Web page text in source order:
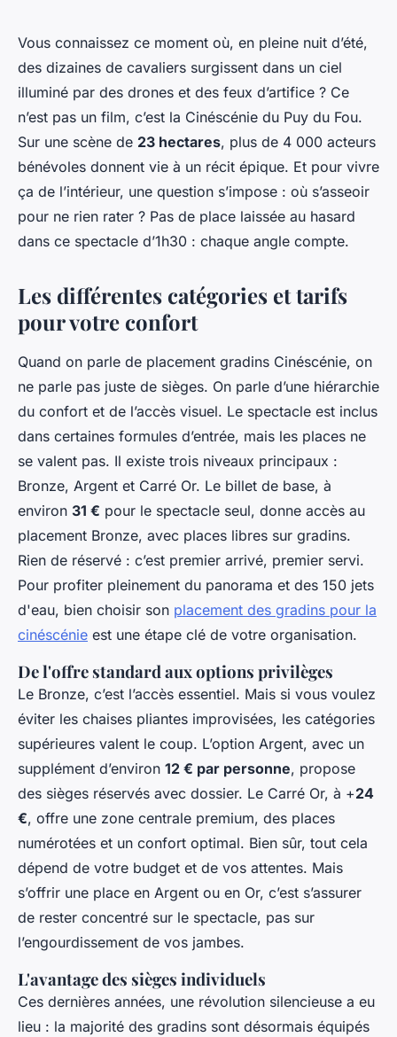
Comment bien choisir son
placement gradins Cinéscénie
Éléanore• 02/04/2026 09:37•9 min de lecture
Vous connaissez ce moment où, en pleine nuit d’été,
des dizaines de cavaliers surgissent dans un ciel
illuminé par des drones et des feux d’artifice ? Ce
n’est pas un film, c’est la Cinéscénie du Puy du Fou.
Sur une scène de 23 hectares, plus de 4 000 acteurs
bénévoles donnent vie à un récit épique. Et pour vivre
ça de l’intérieur, une question s’impose : où s’asseoir
pour ne rien rater ? Pas de place laissée au hasard
dans ce spectacle d’1h30 : chaque angle compte.
Les différentes catégories et tarifs
pour votre confort
Quand on parle de placement gradins Cinéscénie, on
ne parle pas juste de sièges. On parle d’une hiérarchie
du confort et de l’accès visuel. Le spectacle est inclus
dans certaines formules d’entrée, mais les places ne
se valent pas. Il existe trois niveaux principaux :
Bronze, Argent et Carré Or. Le billet de base, à
environ 31 € pour le spectacle seul, donne accès au
placement Bronze, avec places libres sur gradins.
Rien de réservé : c’est premier arrivé, premier servi.
Pour profiter pleinement du panorama et des 150 jets
d'eau, bien choisir son placement des gradins pour la
cinéscénie est une étape clé de votre organisation.
De l'offre standard aux options privilèges
Le Bronze, c’est l’accès essentiel. Mais si vous voulez
éviter les chaises pliantes improvisées, les catégories
supérieures valent le coup. L’option Argent, avec un
supplément d’environ 12 € par personne, propose
des sièges réservés avec dossier. Le Carré Or, à +24
€, offre une zone centrale premium, des places
numérotées et un confort optimal. Bien sûr, tout cela
dépend de votre budget et de vos attentes. Mais
s’offrir une place en Argent ou en Or, c’est s’assurer
de rester concentré sur le spectacle, pas sur
l’engourdissement de vos jambes.
L'avantage des sièges individuels
Ces dernières années, une révolution silencieuse a eu
lieu : la majorité des gradins sont désormais équipés